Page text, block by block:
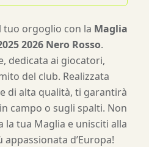
tuo orgoglio con la Maglia
2026 Nero Rosso.
dedicata ai giocatori,
del club. Realizzata
di alta qualità, ti garantirà
campo o sugli spalti. Non
la tua Maglia e unisciti alla
d’Europa!